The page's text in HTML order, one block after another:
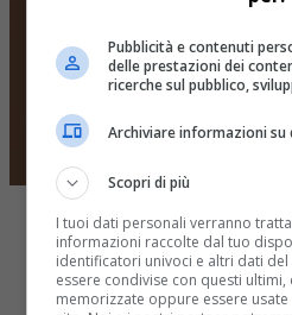
Pubblicità e contenuti
delle prestazioni dei
ricerche sul pubblico,
Archiviare informazioni
Scopri di più
I tuoi dati personali verranno
informazioni raccolte dal tuo
identificatori univoci e altri dati
essere condivise con questi
memorizzate oppure essere